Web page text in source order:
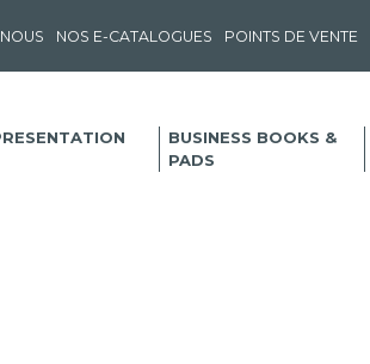
NOS E-CATALOGUES POINTS DE VENTE
BUSINESS BOOKS &
PADS